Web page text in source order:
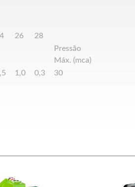
26 28
Pressão
Máx. (mca)
1,0 0,3 30